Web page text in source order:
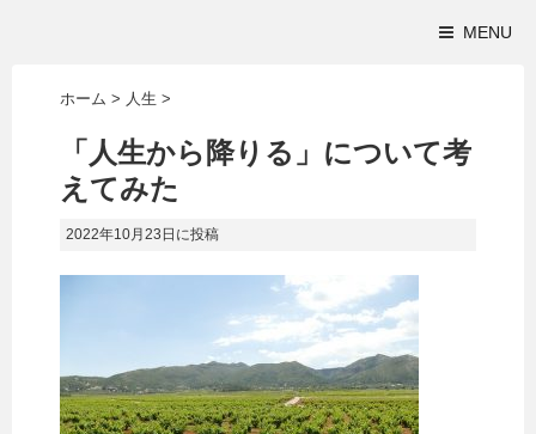
MENU
ホーム > 人生 >
「人生から降りる」について考
えてみた
2022年10月23日 に投稿